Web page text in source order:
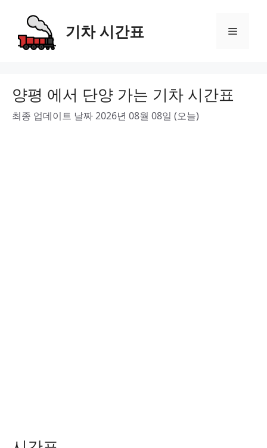
content
기차 시간표 Menu
양평 에서 단양 가는 기차 시간표
최종 업데이트 날짜 2026년 08월 08일 (오늘)